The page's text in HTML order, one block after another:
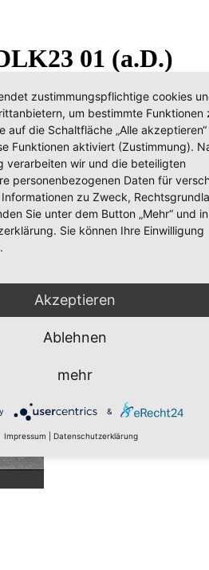
01 (a.D.)
zustimmungspflichtige cookies
um bestimmte Funktionen
auf die Schaltfläche „Alle akzeptieren“
Funktionen aktiviert (Zustimmung).
verarbeiten wir und die beteiligten
personenbezogenen Daten für
zu Zweck,
Sie unter dem Button „Mehr“ und in
Sie können Ihre Einwilligung
Akzeptieren
Ablehnen
mehr
&
Impressum Datenschutzerklärung